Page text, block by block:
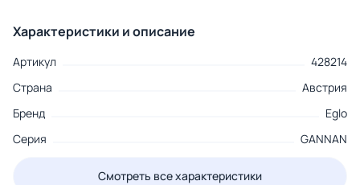
Характеристики и описание
Артикул
428214
Страна
Австрия
Бренд
Eglo
Серия
GANNAN
Смотреть все характеристики